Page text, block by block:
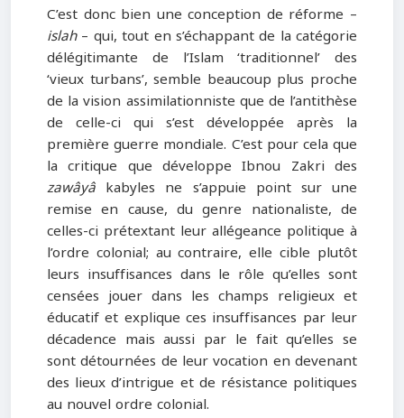
C’est donc bien une conception de réforme –
islah– qui, tout en s’échappant de la catégorie
délégitimante de l’Islam ‘traditionnel’ des
‘vieux turbans’, semble beaucoup plus proche
de la vision assimilationniste que de l’antithèse
de celle-ci qui s’est développée après la
première guerre mondiale. C’est pour cela que
la critique que développe Ibnou Zakri des
zawâyâ kabyles ne s’appuie point sur une
remise en cause, du genre nationaliste, de
celles-ci prétextant leur allégeance politique à
l’ordre colonial; au contraire, elle cible plutôt
leurs insuffisances dans le rôle qu’elles sont
censées jouer dans les champs religieux et
éducatif et explique ces insuffisances par leur
décadence mais aussi par le fait qu’elles se
sont détournées de leur vocation en devenant
des lieux d’intrigue et de résistance politiques
au nouvel ordre colonial.